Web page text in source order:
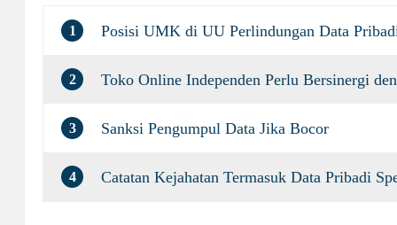
1 Posisi UMK di UU Perlindungan Data
2 Toko Online Independen Perlu Bersinergi
3 Sanksi Pengumpul Data Jika Bocor
4 Catatan Kejahatan Termasuk Data Pribadi